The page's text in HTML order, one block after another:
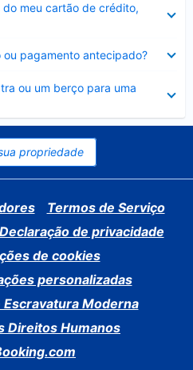
meu cartão de crédito,
pagamento antecipado?
ou um berço para uma
propriedade
Termos de Serviço
Declaração de privacidade
de cookies
personalizadas
Moderna
Direitos Humanos